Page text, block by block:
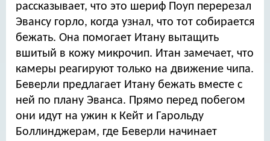
рассказывает, что это шериф Поуп перерезал
Эвансу горло, когда узнал, что тот собирается
бежать. Она помогает Итану вытащить
вшитый в кожу микрочип. Итан замечает, что
камеры реагируют только на движение чипа.
Беверли предлагает Итану бежать вместе с
ней по плану Эванса. Прямо перед побегом
они идут на ужин к Кейт и Гарольду
Боллинджерам, где Беверли начинает